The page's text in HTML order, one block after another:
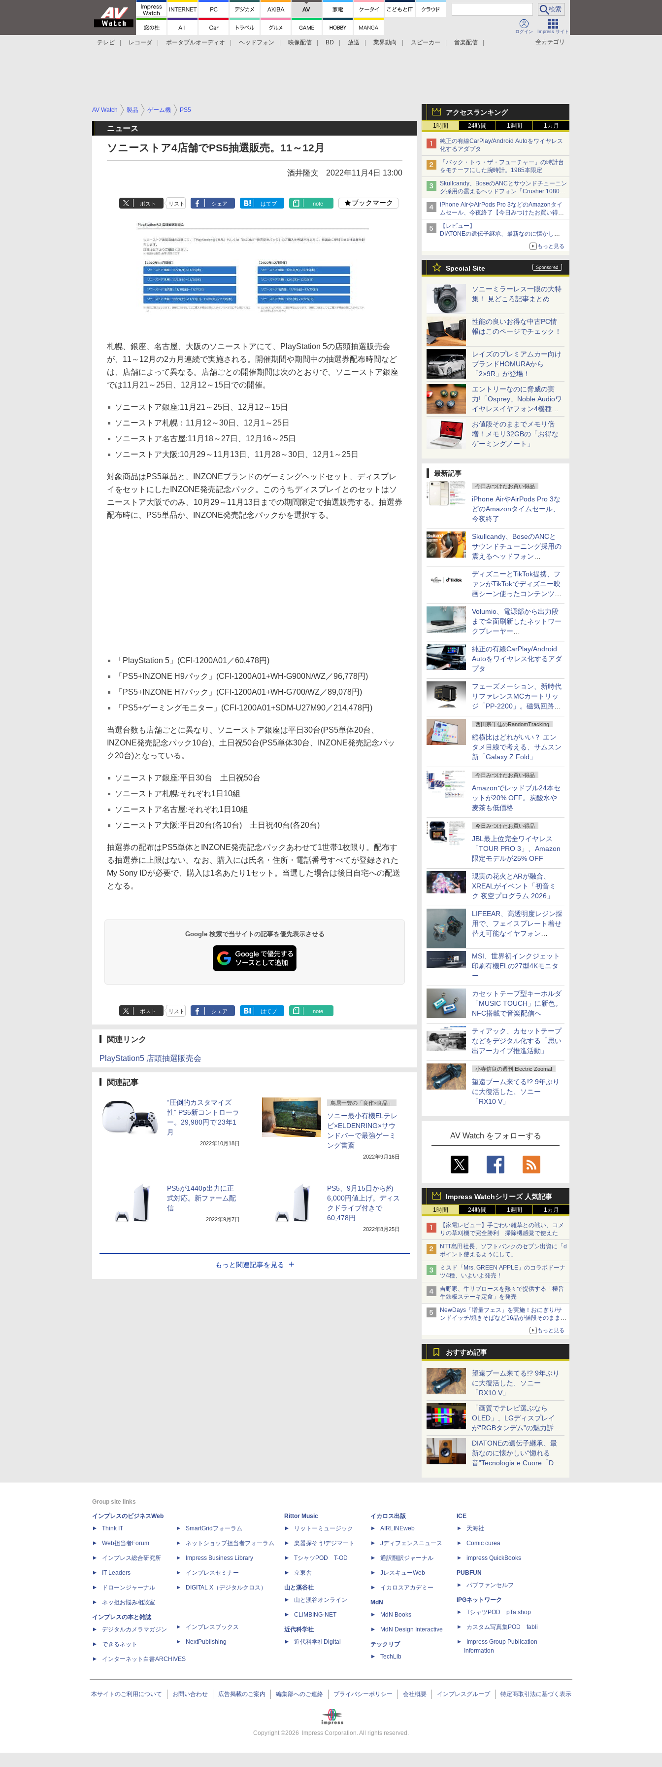
ログイン Impress サイト
全カテゴリ
テレビ レコーダ ポータブルオーディオ ヘッドフォン 映像配信 BD 放送 業界動向 スピーカー
音楽配信
アクセスランキング
1時間 24時間 1週間 1カ月
純正の有線CarPlay/Android Autoをワイヤレス
化するアダプタ
「バック・トゥ・ザ・フューチャー」の時計台
をモチーフにした腕時計。1985本限定
Skullcandy、BoseのANCとサウンドチューニン
グ採用の震えるヘッドフォン「Crusher 1080
ANC」
iPhone AirやAirPods Pro 3などのAmazonタイ
ムセール、今夜終了【今日みつけたお買い得
品】
【レビュー】
DIATONEの遺伝子継承、最新なのに懐かし
い“惚れる音”Tecnologia e Cuore「DS-TC52B」
もっと見る
Special Site
ソニーミラーレス一眼の大特
集！ 見どころ記事まとめ
性能の良いお得な中古PC情
報はこのページでチェック！
レイズのプレミアムカー向け
ブランドHOMURAから
「2×9R」が登場！
エントリーなのに脅威の実
力!「Osprey」Noble Audioワ
イヤレスイヤフォン4機種を
一気に聴く
お値段そのままでメモリ倍
増！メモリ32GBの「お得な
ゲーミングノート」
最新記事
今日みつけたお買い得品
iPhone AirやAirPods Pro 3な
どのAmazonタイムセール、
今夜終了
Skullcandy、BoseのANCと
サウンドチューニング採用の
震えるヘッドフォン
「Crusher 1080 ANC」
ディズニーとTikTok提携、フ
ァンがTikTokでディズニー映
画シーン使ったコンテンツ制
作、Disney+にも配信
Volumio、電源部から出力段
まで全面刷新したネットワー
クプレーヤー
「Primo（2026）」
純正の有線CarPlay/Android
Autoをワイヤレス化するアダ
プタ
フェーズメーション、新時代
リファレンスMCカートリッ
ジ「PP-2200」。磁気回路や
ハウジングを根本から見直し
西田宗千佳のRandomTracking
縦横比はどれがいい？ エン
タメ目線で考える、サムスン
新「Galaxy Z Fold」
今日みつけたお買い得品
Amazonでレッドブル24本セ
ットが20% OFF。炭酸水や
麦茶も低価格
今日みつけたお買い得品
JBL最上位完全ワイヤレス
「TOUR PRO 3」、Amazon
限定モデルが25% OFF
現実の花火とARが融合、
XREALがイベント「初音ミ
ク 夜空プログラム 2026」
LIFEEAR、高透明度レジン採
用で、フェイスプレート着せ
替え可能なイヤフォン
MSI、世界初インクジェット
印刷有機ELの27型4Kモニタ
ー
カセットテープ型キーホルダ
「MUSIC TOUCH」に新色。
NFC搭載で音楽配信へ
ティアック、カセットテープ
などをデジタル化する「思い
出アーカイブ推進活動」
小寺信良の週刊 Electric Zooma!
望遠ブーム来てる!? 9年ぶり
に大復活した、ソニー
「RX10 V」
AV Watch をフォローする
Impress Watchシリーズ 人気記事
1時間 24時間 1週間 1カ月
【家電レビュー】手ごわい雑草との戦い、コメ
リの草刈機で完全勝利 掃除機感覚で使えた
NTT島田社長、ソフトバンクのセブン出資に「d
ポイント使えるようにして」
ミスド「Mrs. GREEN APPLE」のコラボドーナ
ツ4種、いよいよ発売！
吉野家、牛リブロースを熱々で提供する「極旨
牛鉄板ステーキ定食」を発売
NewDays「増量フェス」を実施！おにぎり/サ
ンドイッチ/焼きそばなど16品が値段そのままで
もっと見る
おすすめ記事
望遠ブーム来てる!? 9年ぶり
に大復活した、ソニー
「RX10 V」
「画質でテレビ選ぶなら
OLED」、LGディスプレイ
が“RGBタンデム”の魅力訴
求。液晶とのガチ比較も
DIATONEの遺伝子継承、最
新なのに懐かしい“惚れる
音”Tecnologia e Cuore「DS-
AV Watch 製品 ゲーム機 PS5
ニュース
ソニーストア4店舗でPS5抽選販売。11～12月
酒井隆文 2022年11月4日 13:00
ポスト リスト シェア はてブ note ブックマーク
札幌、銀座、名古屋、大阪のソニーストアにて、PlayStation 5の店頭抽選販売会
が、11～12月の2カ月連続で実施される。開催期間や期間中の抽選券配布時間など
は、店舗によって異なる。店舗ごとの開催期間は次のとおりで、ソニーストア銀座
では11月21～25日、12月12～15日での開催。
ソニーストア銀座:11月21～25日、12月12～15日
ソニーストア札幌：11月12～30日、12月1～25日
ソニーストア名古屋:11月18～27日、12月16～25日
ソニーストア大阪:10月29～11月13日、11月28～30日、12月1～25日
対象商品はPS5単品と、INZONEブランドのゲーミングヘッドセット、ディスプレ
イをセットにしたINZONE発売記念パック。このうちディスプレイとのセットはソ
ニーストア大阪でのみ、10月29～11月13日までの期間限定で抽選販売する。抽選券
配布時に、PS5単品か、INZONE発売記念パックかを選択する。
「PlayStation 5」(CFI-1200A01／60,478円)
「PS5+INZONE H9パック」(CFI-1200A01+WH-G900N/WZ／96,778円)
「PS5+INZONE H7パック」(CFI-1200A01+WH-G700/WZ／89,078円)
「PS5+ゲーミングモニター」(CFI-1200A01+SDM-U27M90／214,478円)
当選台数も店舗ごとに異なり、ソニーストア銀座は平日30台(PS5単体20台、
INZONE発売記念パック10台)、土日祝50台(PS5単体30台、INZONE発売記念パッ
ク20台)となっている。
ソニーストア銀座:平日30台 土日祝50台
ソニーストア札幌:それぞれ1日10組
ソニーストア名古屋:それぞれ1日10組
ソニーストア大阪:平日20台(各10台) 土日祝40台(各20台)
抽選券の配布はPS5単体とINZONE発売記念パックあわせて1世帯1枚限り。配布す
る抽選券に上限はない。なお、購入には氏名・住所・電話番号すべてが登録された
My Sony IDが必要で、購入は1名あたり1セット。当選した場合は後日自宅への配送
となる。
Google 検索で当サイトの記事を優先表示させる
ポスト リスト シェア はてブ note
関連リンク
PlayStation5 店頭抽選販売会
関連記事
“圧倒的カスタマイズ
性” PS5新コントローラ
ー。29,980円で'23年1
月
2022年10月18日
鳥居一豊の「良作×良品」
ソニー最小有機ELテレ
ビ×ELDENRING×サウ
ンドバーで最強ゲーミ
ング書斎
2022年9月16日
PS5が1440p出力に正
式対応。新ファーム配
信
2022年9月7日
PS5、9月15日から約
6,000円値上げ。ディス
クドライブ付きで
60,478円
2022年8月25日
もっと関連記事を見る
Group site links
インプレスのビジネスWeb
Think IT
Web担当者Forum
インプレス総合研究所
IT Leaders
ドローンジャーナル
ネッ担お悩み相談室
インプレスの本と雑誌
デジタルカメラマガジン
できるネット
インターネット白書ARCHIVES
SmartGridフォーラム
ネットショップ担当者フォーラム
Impress Business Library
インプレスセミナー
DIGITAL X（デジタルクロス）
インプレスブックス
NextPublishing
Rittor Music
リットーミュージック
楽器探そう!デジマート
TシャツPOD T-OD
立東舎
山と溪谷社
山と溪谷オンライン
CLIMBING-NET
近代科学社
近代科学社Digital
イカロス出版
AIRLINEweb
Jディフェンスニュース
通訳翻訳ジャーナル
JレスキューWeb
イカロスアカデミー
MdN
MdN Books
MdN Design Interactive
テックリブ
TechLib
ICE
天海社
Comic curea
impress QuickBooks
PUBFUN
パブファンセルフ
IPGネットワーク
TシャツPOD pTa.shop
カスタム写真集POD fabli
Impress Group Publication
Information
本サイトのご利用について お問い合わせ 広告掲載のご案内 編集部へのご連絡 プライバシーポリシー 会社概要 インプレスグループ 特定商取引法に基づく表示
Copyright ©2026 Impress Corporation. All rights reserved.